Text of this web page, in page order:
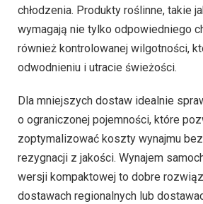
chłodzenia. Produkty roślinne, takie
wymagają nie tylko odpowiedniego
również kontrolowanej wilgotności,
odwodnieniu i utracie świeżości.
Dla mniejszych dostaw idealnie
o ograniczonej pojemności, które
zoptymalizować koszty wynajmu
rezygnacji z jakości. Wynajem
wersji kompaktowej to dobre
dostawach regionalnych lub